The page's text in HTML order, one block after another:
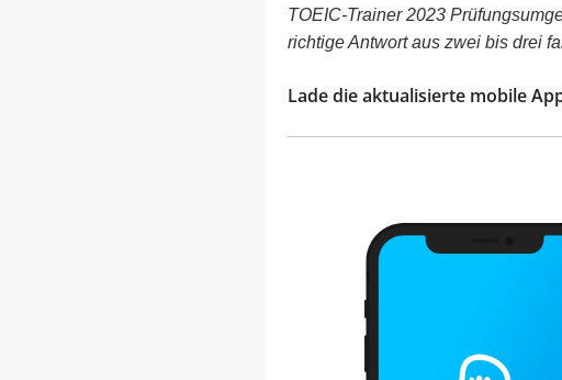
TOEIC-Trainer 2023
richtige Antwort aus zwei bis drei
Lade die aktualisierte mobile